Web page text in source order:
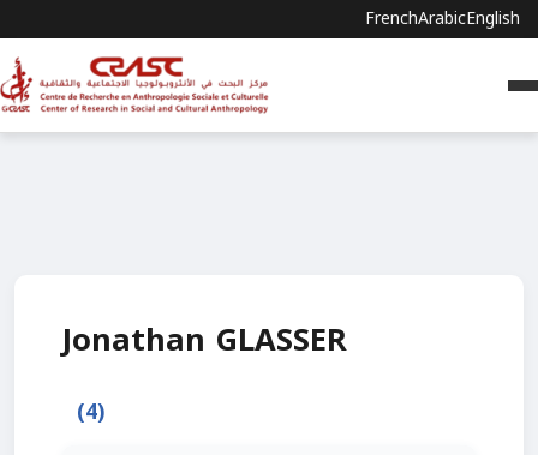
FrenchArabicEnglish
Jonathan GLASSER
(4)